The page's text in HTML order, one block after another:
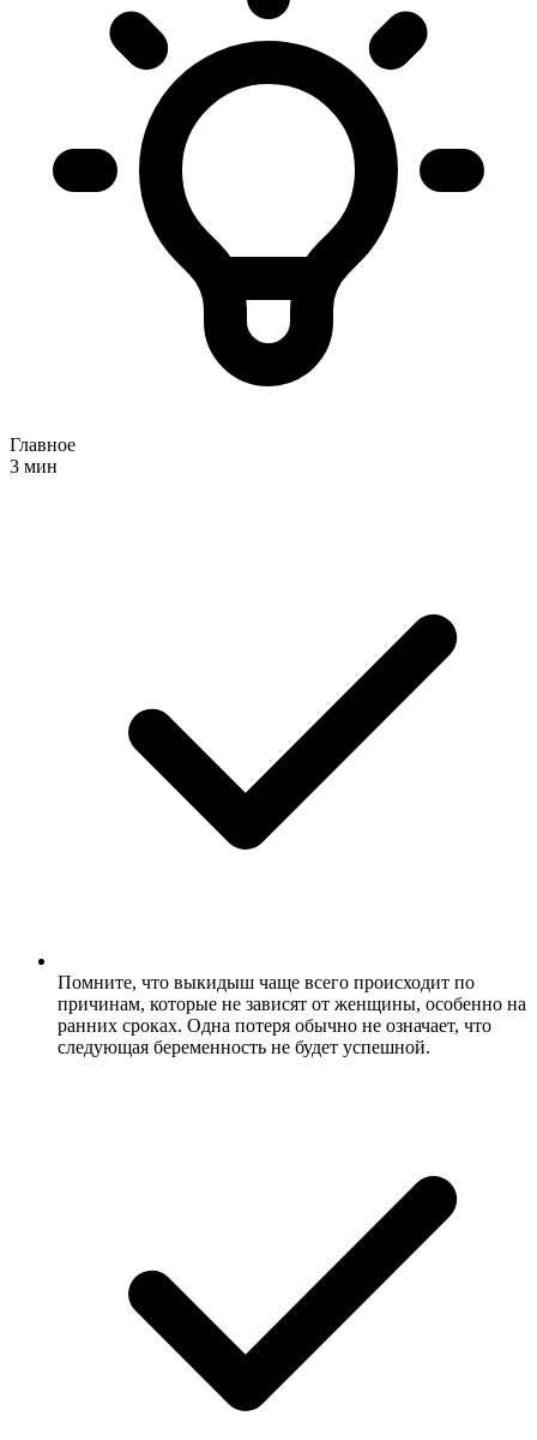
Главное
3 мин
Помните, что выкидыш чаще всего происходит по
причинам, которые не зависят от женщины, особенно на
ранних сроках. Одна потеря обычно не означает, что
следующая беременность не будет успешной.